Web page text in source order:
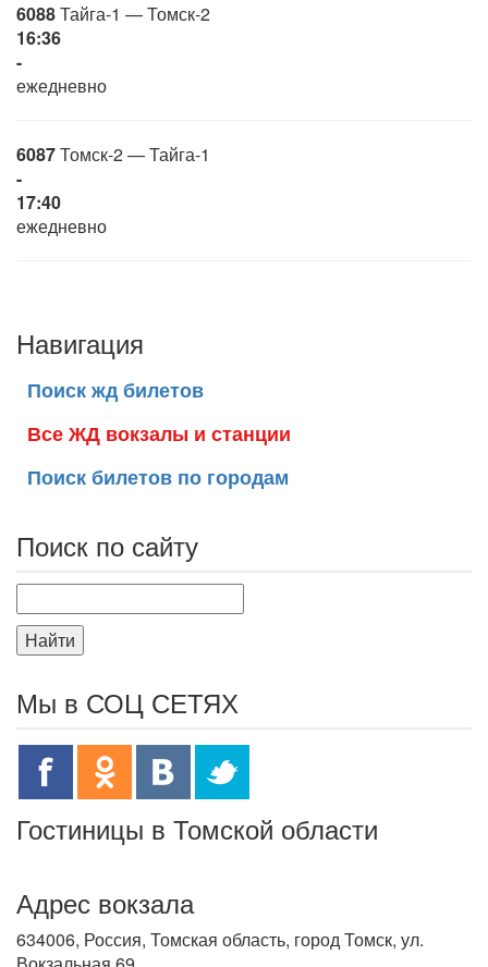
6088Тайга-1 — Томск-2
16:36
-
ежедневно
6087Томск-2 — Тайга-1
-
17:40
ежедневно
Навигация
Поиск жд билетов
Все ЖД вокзалы и станции
Поиск билетов по городам
Поиск по сайту
Найти
Мы в СОЦ СЕТЯХ
Гостиницы в Томской области
Адрес вокзала
634006, Россия, Томская область, город Томск, ул.